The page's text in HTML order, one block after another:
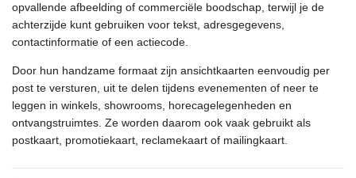
opvallende afbeelding of commerciële boodschap, terwijl je de
achterzijde kunt gebruiken voor tekst, adresgegevens,
contactinformatie of een actiecode.
Door hun handzame formaat zijn ansichtkaarten eenvoudig per
post te versturen, uit te delen tijdens evenementen of neer te
leggen in winkels, showrooms, horecagelegenheden en
ontvangstruimtes. Ze worden daarom ook vaak gebruikt als
postkaart, promotiekaart, reclamekaart of mailingkaart.